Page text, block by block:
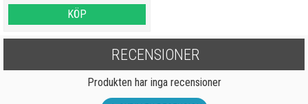
KÖP
RECENSIONER
Produkten har inga recensioner